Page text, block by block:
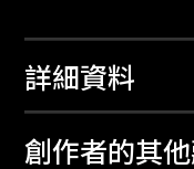
詳細資料
創作者的其